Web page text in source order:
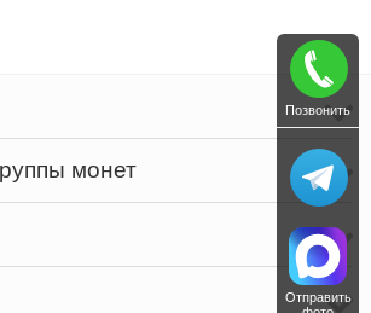
монет
Позвонить
Отправить